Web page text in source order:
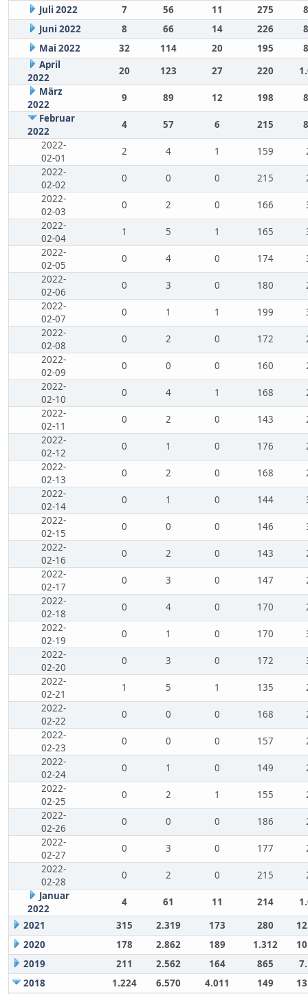
Juli 2022
7 56 11 275
Juni 2022
8 66 14 226
Mai 2022
32 114 20 195
April
2022
20 123 27 220
März
2022
9 89 12 198
Februar
2022
4 57 6 215
2022-
02-01
2 4 1 159
2022-
02-02
0 0 0 215
2022-
02-03
0 2 0 166
2022-
02-04
1 5 1 165
2022-
02-05
0 4 0 174
2022-
02-06
0 3 0 180
2022-
02-07
0 1 1 199
2022-
02-08
0 2 0 172
2022-
02-09
0 0 0 160
2022-
02-10
0 4 1 168
2022-
02-11
0 2 0 143
2022-
02-12
0 1 0 176
2022-
02-13
0 2 0 168
2022-
02-14
0 1 0 144
2022-
02-15
0 0 0 146
2022-
02-16
0 2 0 143
2022-
02-17
0 3 0 147
2022-
02-18
0 4 0 170
2022-
02-19
0 1 0 170
2022-
02-20
0 3 0 172
2022-
02-21
1 5 1 135
2022-
02-22
0 0 0 168
2022-
02-23
0 0 0 157
2022-
02-24
0 1 0 149
2022-
02-25
0 2 1 155
2022-
02-26
0 0 0 186
2022-
02-27
0 3 0 177
2022-
02-28
0 2 0 215
Januar
2022
4 61 11 214
2021
315 2.319 173 280
2020
178 2.862 189 1.312
2019
211 2.562 164 865
2018
1.224 6.570 4.011 149